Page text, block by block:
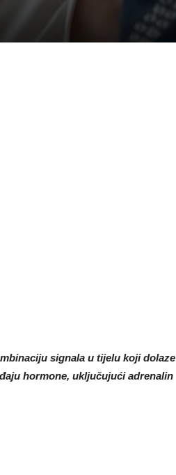
signala u tijelu koji dolaze
hormone, uključujući adrenalin